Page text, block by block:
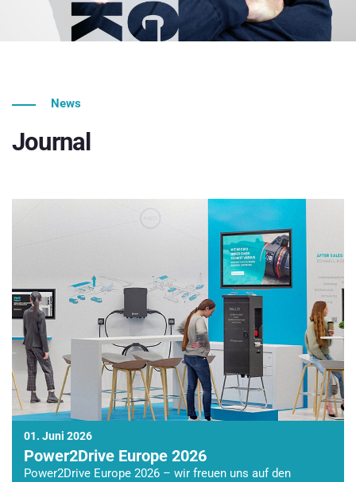
News
Journal
01. Juni 2026
Power2Drive Europe 2026
Power2Drive Europe 2026 – wir freuen uns auf den